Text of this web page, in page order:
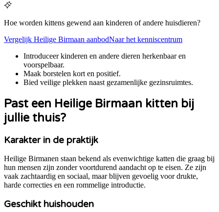
Hoe worden kittens gewend aan kinderen of andere huisdieren?
Vergelijk Heilige Birmaan aanbodNaar het kenniscentrum
Introduceer kinderen en andere dieren herkenbaar en
voorspelbaar.
Maak borstelen kort en positief.
Bied veilige plekken naast gezamenlijke gezinsruimtes.
Past een Heilige Birmaan kitten bij
jullie thuis?
Karakter in de praktijk
Heilige Birmanen staan bekend als evenwichtige katten die graag bij
hun mensen zijn zonder voortdurend aandacht op te eisen. Ze zijn
vaak zachtaardig en sociaal, maar blijven gevoelig voor drukte,
harde correcties en een rommelige introductie.
Geschikt huishouden